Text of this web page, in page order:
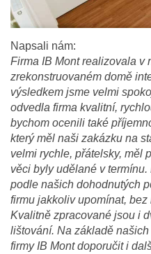
Napsali nám:
Firma IB Mont realizovala v
zrekonstruovaném domě
výsledkem jsme velmi
odvedla firma kvalitní,
bychom ocenili také
který měl naši zakázku na
velmi rychle, přátelsky, měl
věci byly udělané v
podle našich dohodnutých
firmu jakkoliv upomínat,
Kvalitně zpracované jsou i
lištování. Na základě
firmy IB Mont doporučit i